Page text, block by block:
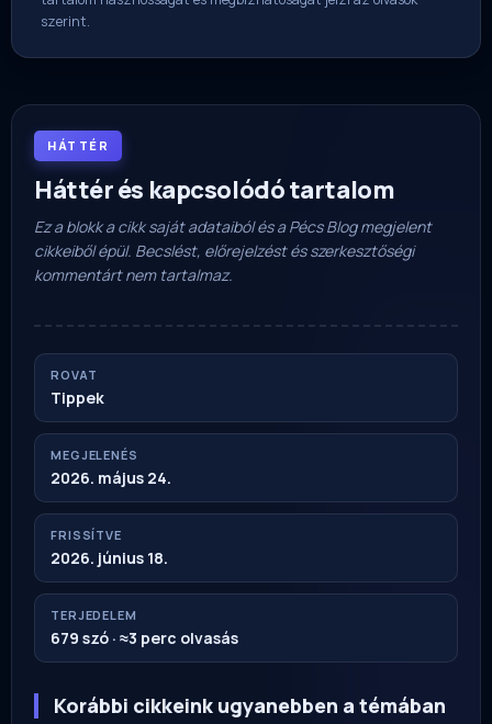
szerint.
HÁTTÉR
Háttér és kapcsolódó tartalom
Ez a blokk a cikk saját adataiból és a Pécs Blog megjelent
cikkeiből épül. Becslést, előrejelzést és szerkesztőségi
kommentárt nem tartalmaz.
ROVAT
Tippek
MEGJELENÉS
2026. május 24.
FRISSÍTVE
2026. június 18.
TERJEDELEM
679 szó · ≈3 perc olvasás
Korábbi cikkeink ugyanebben a témában